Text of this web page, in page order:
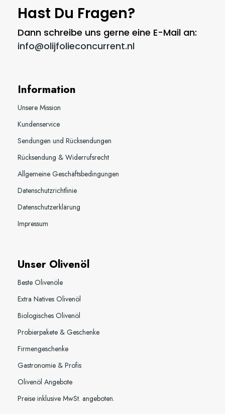
Hast Du Fragen?
Dann schreibe uns gerne eine E-Mail an:
info@olijfolieconcurrent.nl
Information
Unsere Mission
Kundenservice
Sendungen und Rücksendungen
Rücksendung & Widerrufsrecht
Allgemeine Geschäftsbedingungen
Datenschutzrichtlinie
Datenschutzerklärung
Impressum
Unser Olivenöl
Beste Olivenöle
Extra Natives Olivenöl
Biologisches Olivenöl
Probierpakete & Geschenke
Firmengeschenke
Gastronomie & Profis
Olivenöl Angebote
Preise inklusive MwSt. angeboten.